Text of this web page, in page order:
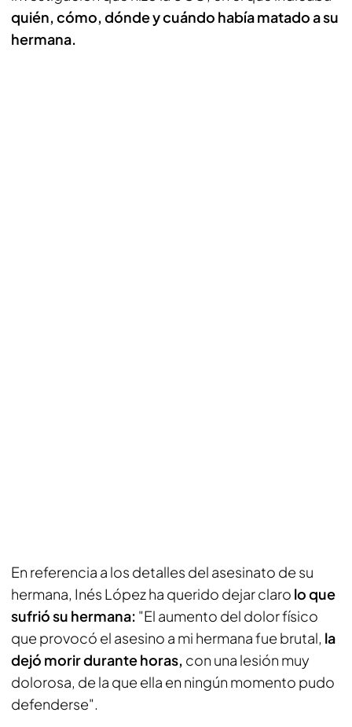
quién, cómo, dónde y cuándo había matado a su
hermana.
En referencia a los detalles del asesinato de su
hermana, Inés López ha querido dejar claro lo que
sufrió su hermana: "El aumento del dolor físico
que provocó el asesino a mi hermana fue brutal, la
dejó morir durante horas, con una lesión muy
dolorosa, de la que ella en ningún momento pudo
defenderse".